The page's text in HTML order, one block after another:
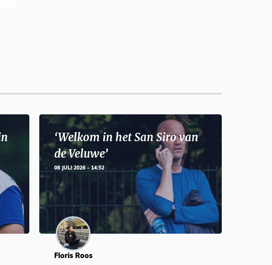
‘Welkom in het San Siro van
de Veluwe’
08 JULI 2026 - 14:52
Floris Roos